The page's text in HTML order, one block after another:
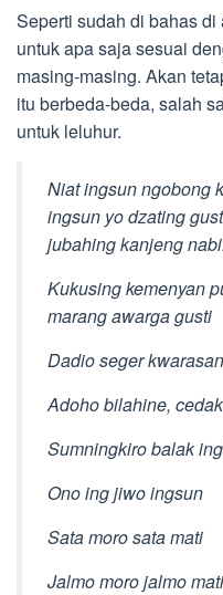
Seperti sudah di bahas
untuk apa saja sesuai
masing-masing. Akan
itu berbeda-beda, salah
untuk leluhur.
Niat ingsun ngobong
ingsun yo dzating
jubahing kanjeng
Kukusing kemenyan
marang awarga gusti
Dadio seger
Adoho bilahine,
Sumningkiro balak
Ono ing jiwo ingsun
Sata moro sata mati
Jalmo moro jalmo mati